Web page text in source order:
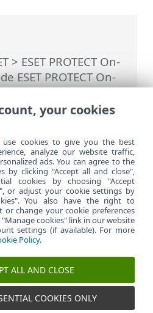
> ESET PROTECT On-
ESET PROTECT On-
On-Prem Menu
Tâches client>
ordinateur de bureau
ESET
your cookies
cookies to give you the best
analyze our website traffic,
ads. You can agree to the
by clicking "Accept all and close",
cookies by choosing "Accept
or adjust your cookie settings by
You also have the right to
change your cookie preferences
cookies" link in our website
settings (if available). For more
Policy.
ALL AND CLOSE
COOKIES ONLY